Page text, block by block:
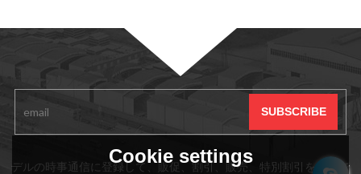
サブスクリプション
デルの時事通信に登録して、販促、割引、販売、特別割引をいつで
Cookie settings